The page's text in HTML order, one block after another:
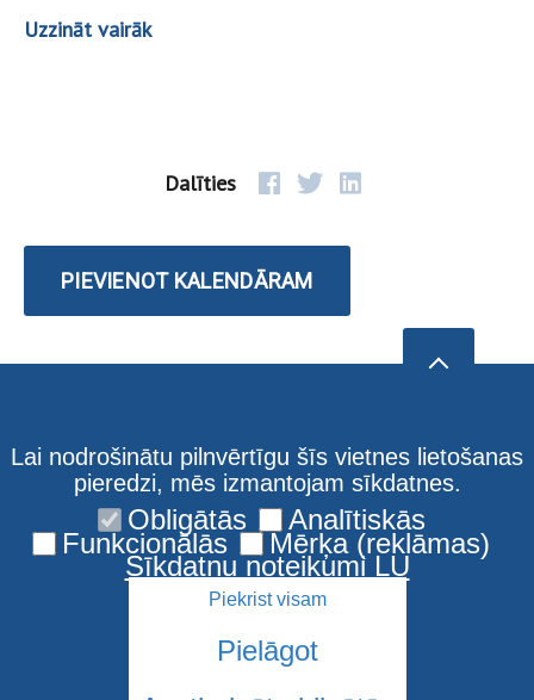
Uzzināt vairāk
Dalīties
PIEVIENOT KALENDĀRAM
Lai nodrošinātu pilnvērtīgu šīs vietnes lietošanas
pieredzi, mēs izmantojam sīkdatnes.
Obligātās Analītiskās
Funkcionālās Mērķa (reklāmas)
Sīkdatņu noteikumi LU
Piekrist visam
Pielāgot